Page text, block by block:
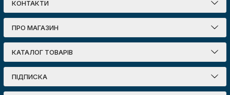
КОНТАКТИ
ПРО МАГАЗИН
КАТАЛОГ ТОВАРІВ
ПІДПИСКА